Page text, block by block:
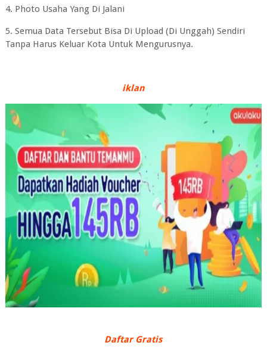
4. Photo Usaha Yang Di Jalani
5. Semua Data Tersebut Bisa Di Upload (Di Unggah) Sendiri
Tanpa Harus Keluar Kota Untuk Mengurusnya.
iklan
Daftar Gratis